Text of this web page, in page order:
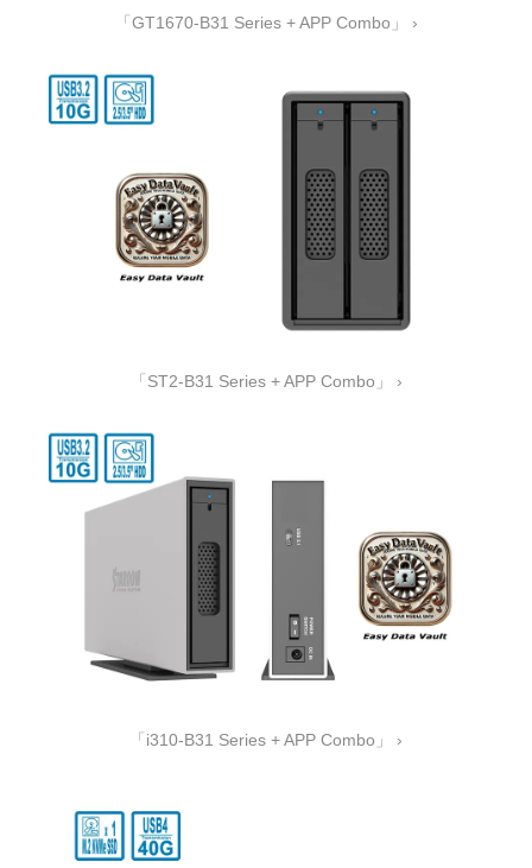
「GT1670-B31 Series + APP Combo」 ›
「ST2-B31 Series + APP Combo」 ›
「i310-B31 Series + APP Combo」 ›